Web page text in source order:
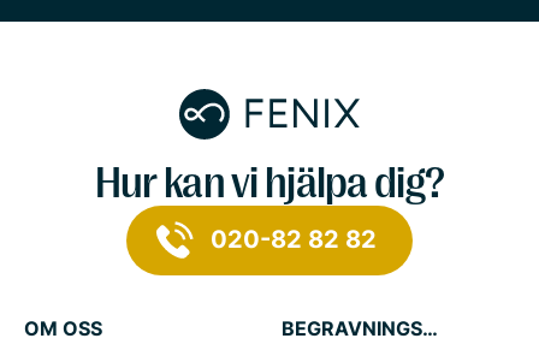
Hur kan vi hjälpa dig?
020-82 82 82
OM OSS
BEGRAVNINGSTJÄNSTER